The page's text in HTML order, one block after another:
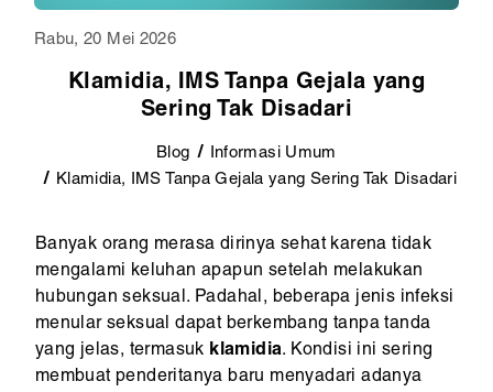
Rabu, 20 Mei 2026
Klamidia, IMS Tanpa Gejala yang
Sering Tak Disadari
Blog
Informasi Umum
Klamidia, IMS Tanpa Gejala yang Sering Tak Disadari
Banyak orang merasa dirinya sehat karena tidak
mengalami keluhan apapun setelah melakukan
hubungan seksual. Padahal, beberapa jenis infeksi
menular seksual dapat berkembang tanpa tanda
yang jelas, termasuk klamidia. Kondisi ini sering
membuat penderitanya baru menyadari adanya